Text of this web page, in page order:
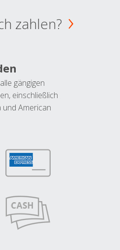
zahlen?
gängigen
einschließlich
und American